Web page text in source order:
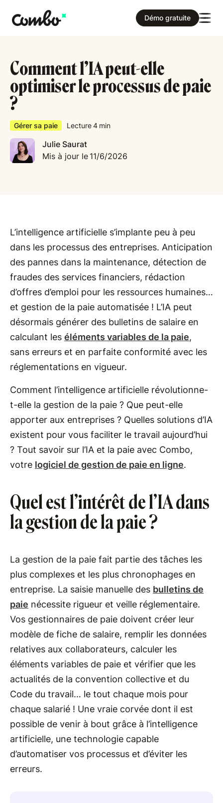
Démo gratuite
Comment l’IA peut-elle
optimiser le processus de paie
?
Gérer sa paie Lecture4 min
Julie Saurat
Mis à jour le 11/6/2026
L’intelligence artificielle s’implante peu à peu
dans les processus des entreprises. Anticipation
des pannes dans la maintenance, détection de
fraudes des services financiers, rédaction
d’offres d’emploi pour les ressources humaines…
et gestion de la paie automatisée ! L’IA peut
désormais générer des bulletins de salaire en
calculant les éléments variables de la paie,
sans erreurs et en parfaite conformité avec les
réglementations en vigueur.
Comment l’intelligence artificielle révolutionne-
t-elle la gestion de la paie ? Que peut-elle
apporter aux entreprises ? Quelles solutions d’IA
existent pour vous faciliter le travail aujourd’hui
? Tout savoir sur l’IA et la paie avec Combo,
votre logiciel de gestion de paie en ligne.
Quel est l’intérêt de l’IA dans
la gestion de la paie ?
La gestion de la paie fait partie des tâches les
plus complexes et les plus chronophages en
entreprise. La saisie manuelle des bulletins de
paie nécessite rigueur et veille réglementaire.
Vos gestionnaires de paie doivent créer leur
modèle de fiche de salaire, remplir les données
relatives aux collaborateurs, calculer les
éléments variables de paie et vérifier que les
actualités de la convention collective et du
Code du travail… le tout chaque mois pour
chaque salarié ! Une vraie corvée dont il est
possible de venir à bout grâce à l’intelligence
artificielle, une technologie capable
d’automatiser vos processus et d’éviter les
erreurs.